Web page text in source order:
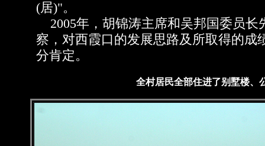
(居)"。
2005年，胡锦涛主席和吴邦国委员长
察，对西霞口的发展思路及所取得的成
分肯定。
全村居民全部住进了别墅楼、